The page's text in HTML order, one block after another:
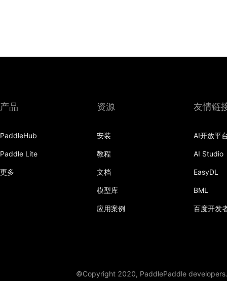
产品
PaddleHub
Paddle Lite
更多
资源
安装
教程
文档
模型库
应用案例
友情链
AI开放平
AI Studio
EasyDL
BML
百度开发
©Copyright 2020, PaddlePaddle developers.